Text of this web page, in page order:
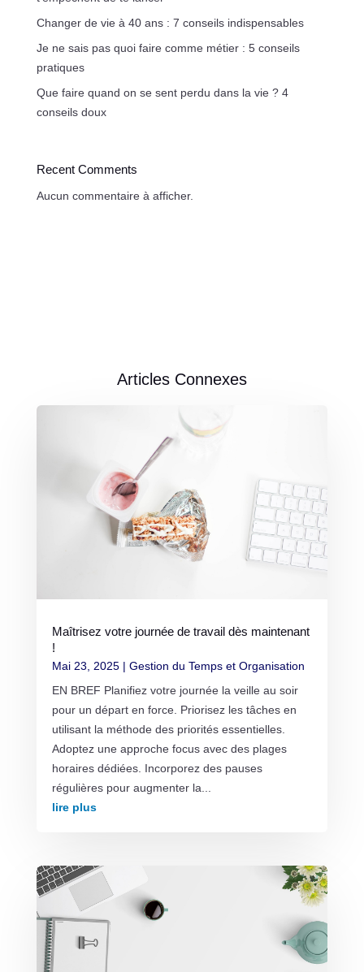
Changer de vie à 40 ans : 7 conseils indispensables
Je ne sais pas quoi faire comme métier : 5 conseils
pratiques
Que faire quand on se sent perdu dans la vie ? 4
conseils doux
Recent Comments
Aucun commentaire à afficher.
Articles Connexes
Maîtrisez votre journée de travail dès maintenant
!
Mai 23, 2025| Gestion du Temps et Organisation
EN BREF Planifiez votre journée la veille au soir
pour un départ en force. Priorisez les tâches en
utilisant la méthode des priorités essentielles.
Adoptez une approche focus avec des plages
horaires dédiées. Incorporez des pauses
régulières pour augmenter la...
lire plus